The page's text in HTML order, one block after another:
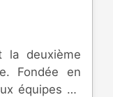
la deuxième
Fondée en
équipes de